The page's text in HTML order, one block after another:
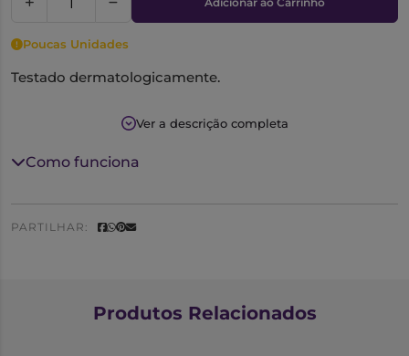
Poucas Unidades
Testado dermatologicamente.
Ver a descrição completa
Como funciona
PARTILHAR:
Produtos Relacionados